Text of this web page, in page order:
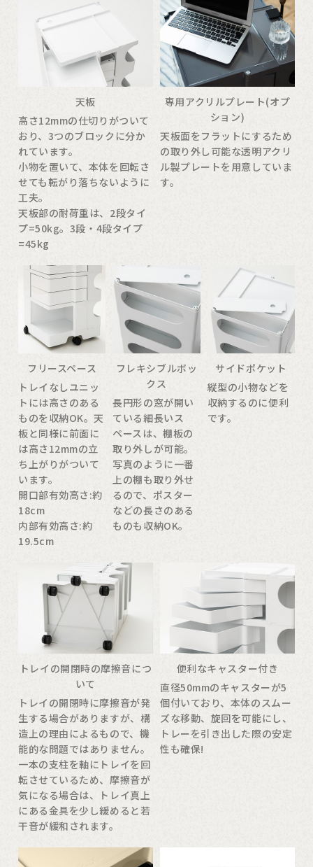
天板
高さ12mmの仕切りがついて
おり、3つのブロックに分か
れています。
小物を置いて、本体を回転さ
せても転がり落ちないように
工夫。
天板部の耐荷重は、2段タイ
プ=50kg。3段・4段タイプ
=45kg
専用アクリルプレート(オプ
ション)
天板面をフラットにするため
の取り外し可能な透明アクリ
ル製プレートを用意していま
す。
フリースペース
トレイなしユニッ
トには高さのある
ものを収納OK。天
板と同様に前面に
は高さ12mmの立
ち上がりがついて
います。
開口部有効高さ:約
18cm
内部有効高さ:約
19.5cm
フレキシブルボッ
クス
長円形の窓が開い
ている細長いス
ペースは、棚板の
取り外しが可能。
写真のように一番
上の棚も取り外せ
るので、ポスター
などの長さのある
ものも収納OK。
サイドポケット
縦型の小物などを
収納するのに便利
です。
トレイの開閉時の摩擦音につ
いて
トレイの開閉時に摩擦音が発
生する場合がありますが、構
造上の理由によるもので、機
能的な問題ではありません。
一本の支柱を軸にトレイを回
転させているため、摩擦音が
気になる場合は、トレイ真上
にある金具を少し緩めると若
干音が緩和されます。
便利なキャスター付き
直径50mmのキャスターが5
個付いており、本体のスムー
ズな移動、旋回を可能にし、
トレーを引き出した際の安定
性も確保!